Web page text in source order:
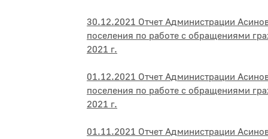
30.12.2021 Отчет Администрации
поселения по работе с обращениями
2021 г.
01.12.2021 Отчет Администрации
поселения по работе с обращениями
2021 г.
01.11.2021 Отчет Администрации